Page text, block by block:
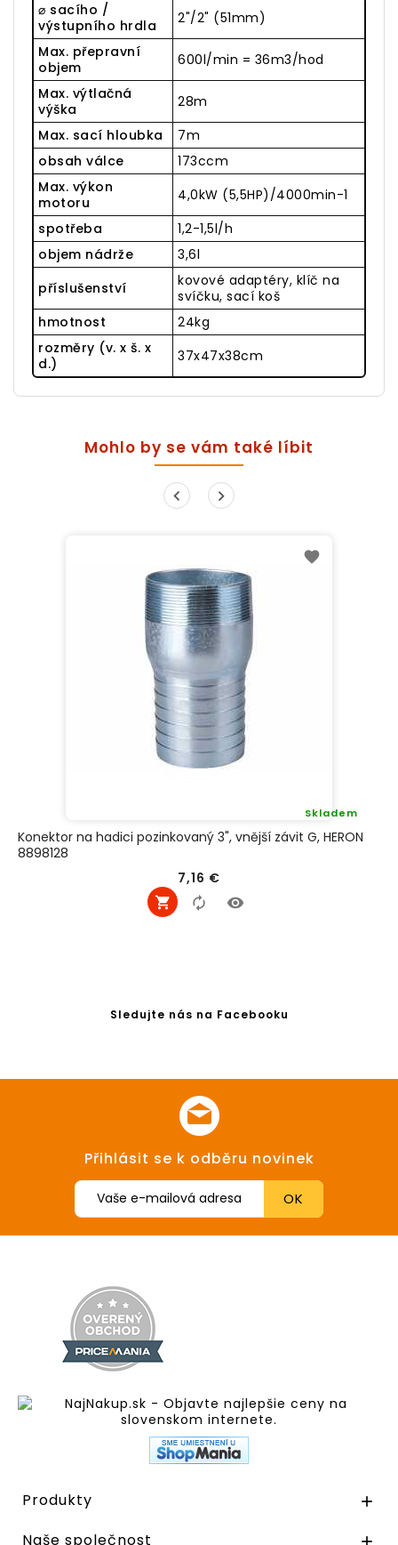
⌀ sacího /
výstupního hrdla
2"/2" (51mm)
Max. přepravní
objem
600l/min = 36m3/hod
Max. výtlačná
výška
28m
Max. sací hloubka
7m
obsah válce
173ccm
Max. výkon
motoru
4,0kW (5,5HP)/4000min-1
spotřeba
1,2-1,5l/h
objem nádrže
3,6l
příslušenství
kovové adaptéry, klíč na
svíčku, sací koš
hmotnost
24kg
rozměry (v. x š. x
d.)
37x47x38cm
Mohlo by se vám také líbit
Konektor na hadici pozinkovaný 3", vnější závit G, HERON
8898128
7,16 €
Skladem
Sledujte nás na Facebooku
Přihlásit se k odběru novinek
Produkty 
Naše společnost